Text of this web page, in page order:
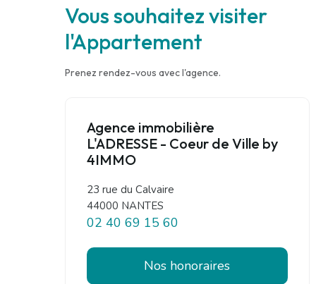
Vous souhaitez visiter
l'Appartement
Prenez rendez-vous avec l'agence.
Agence immobilière
L'ADRESSE - Coeur de Ville by
4IMMO
23 rue du Calvaire
44000 NANTES
02 40 69 15 60
Nos honoraires